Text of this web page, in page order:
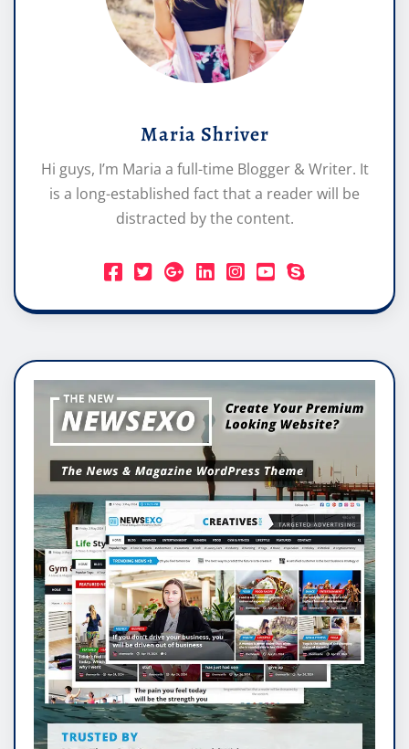
Maria Shriver
Hi guys, I’m Maria a full-time Blogger & Writer. It
is a long-established fact that a reader will be
distracted by the content.